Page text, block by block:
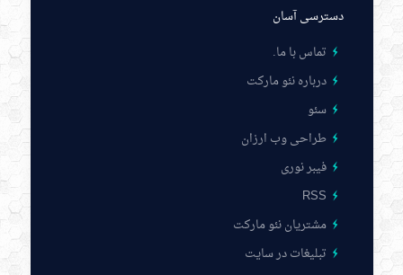
دسترسی آسان
تماس با ما.
درباره نئو مارکت
سئو
طراحی وب ارزان
فیبر نوری
RSS
مشتریان نئو مارکت
تبلیغات در سایت